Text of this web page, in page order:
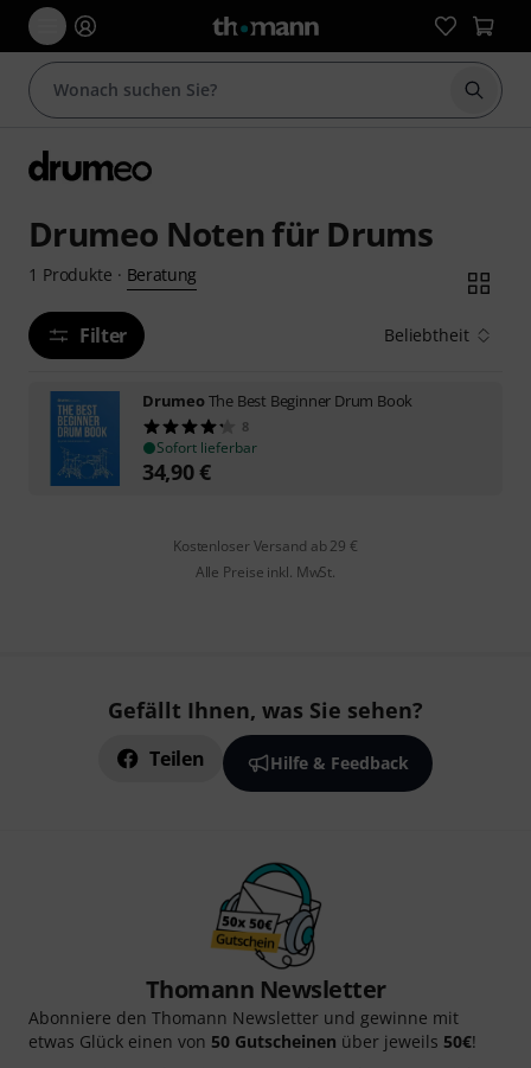
Suche
Drumeo Noten für Drums
1 Produkte · Beratung
Filter Beliebtheit
DrumeoThe Best Beginner Drum Book
8
Sofort lieferbar
34,90€
Kostenloser Versand ab 29 €
Alle Preise inkl. MwSt.
Gefällt Ihnen, was Sie sehen?
Teilen Hilfe & Feedback
Thomann Newsletter
Abonniere den Thomann Newsletter und gewinne mit
etwas Glück einen von 50 Gutscheinen über jeweils 50€!